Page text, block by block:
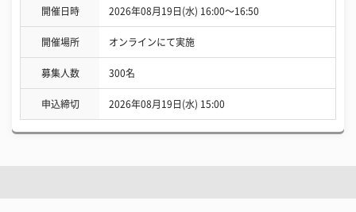
開催日時 2026年08月19日(水) 16:00〜16:50
開催場所 オンラインにて実施
募集人数 300名
申込締切 2026年08月19日(水) 15:00